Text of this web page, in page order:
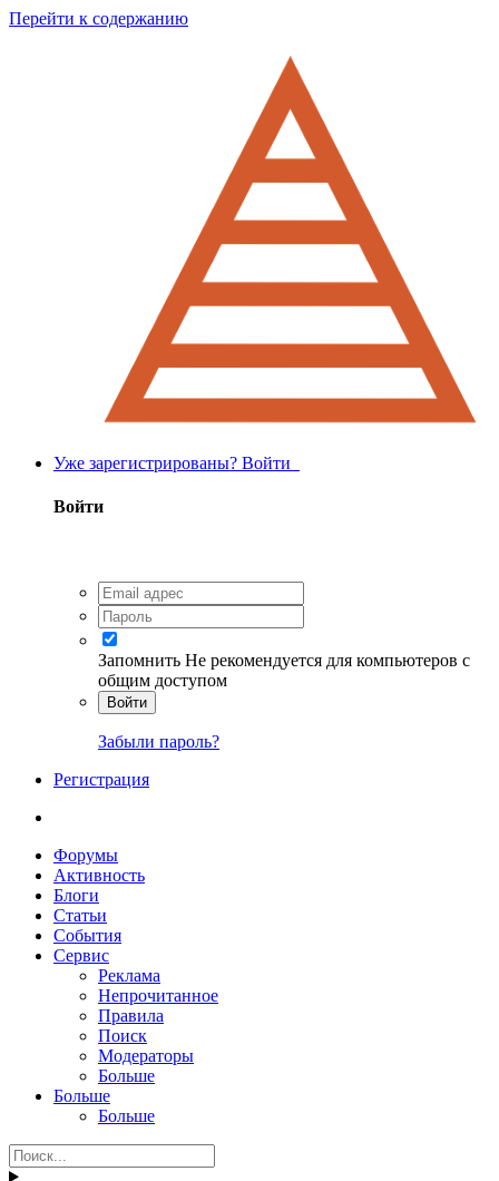
Перейти к содержанию
Уже зарегистрированы? Войти
Войти
Запомнить Не рекомендуется для компьютеров с
общим доступом
Войти
Забыли пароль?
Регистрация
Форумы
Активность
Блоги
Статьи
События
Сервис
Реклама
Непрочитанное
Правила
Поиск
Модераторы
Больше
Больше
Больше